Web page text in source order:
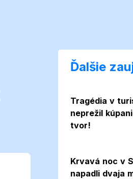
Ďalšie
Tragédia v
neprežil
tvor!
Krvavá noc v
napadli dvaja